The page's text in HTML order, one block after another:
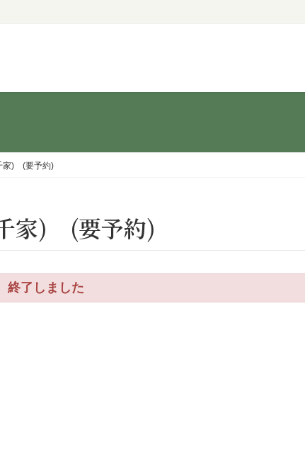
家) (要予約)
千家) (要予約)